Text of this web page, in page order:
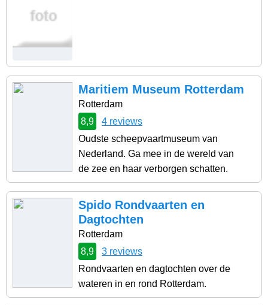
Maritiem Museum Rotterdam
Rotterdam
8,9
4 reviews
Oudste scheepvaartmuseum van
Nederland. Ga mee in de wereld van
de zee en haar verborgen schatten.
Spido Rondvaarten en
Dagtochten
Rotterdam
8,9
3 reviews
Rondvaarten en dagtochten over de
wateren in en rond Rotterdam.